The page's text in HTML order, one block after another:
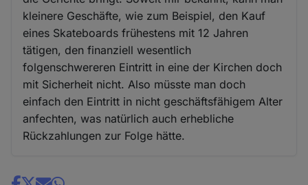
kleinere Geschäfte, wie zum Beispiel, den Kauf
eines Skateboards frühestens mit 12 Jahren
tätigen, den finanziell wesentlich
folgenschwereren Eintritt in eine der Kirchen doch
mit Sicherheit nicht. Also müsste man doch
einfach den Eintritt in nicht geschäftsfähigem Alter
anfechten, was natürlich auch erhebliche
Rückzahlungen zur Folge hätte.